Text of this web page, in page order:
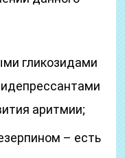
гликозидами
аритмии;
– есть